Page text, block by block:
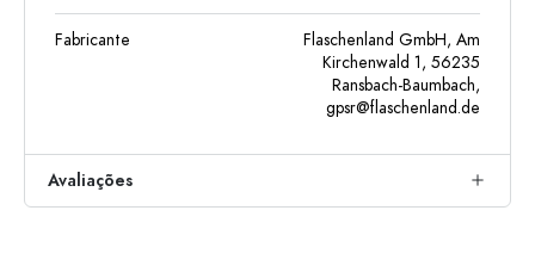
Fabricante
Flaschenland GmbH, Am
Kirchenwald 1, 56235
Ransbach-Baumbach,
gpsr@flaschenland.de
Avaliações